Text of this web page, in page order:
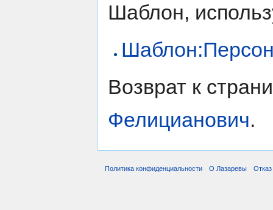
Шаблон,
Возврат к
Фелицианович.
Политика конфиденциальности О Лазаревы Отказ